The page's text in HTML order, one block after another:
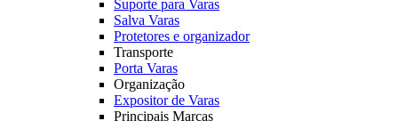
Suporte para Varas
Salva Varas
Protetores e organizador
Transporte
Porta Varas
Organização
Expositor de Varas
Principais Marcas